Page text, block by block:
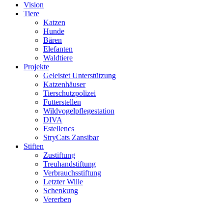
Vision
Tiere
Katzen
Hunde
Bären
Elefanten
Waldtiere
Projekte
Geleistet Unterstützung
Katzenhäuser
Tierschutzpolizei
Futterstellen
Wildvogelpflegestation
DIVA
Estellencs
StryCats Zansibar
Stiften
Zustiftung
Treuhandstiftung
Verbrauchsstiftung
Letzter Wille
Schenkung
Vererben